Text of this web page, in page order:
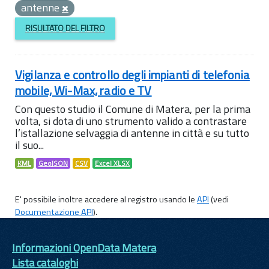
antenne
RISULTATO DEL FILTRO
Vigilanza e controllo degli impianti di telefonia
mobile, Wi-Max, radio e TV
Con questo studio il Comune di Matera, per la prima
volta, si dota di uno strumento valido a contrastare
l’istallazione selvaggia di antenne in città e su tutto
il suo...
KML GeoJSON CSV Excel XLSX
E' possibile inoltre accedere al registro usando leAPI(vedi
Documentazione API).
Informazioni OpenData Matera
Lista cataloghi